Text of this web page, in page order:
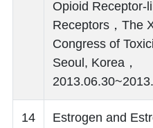
Opioid Receptor-
Receptors，The
Congress of
Seoul, Korea，
14
Estrogen and